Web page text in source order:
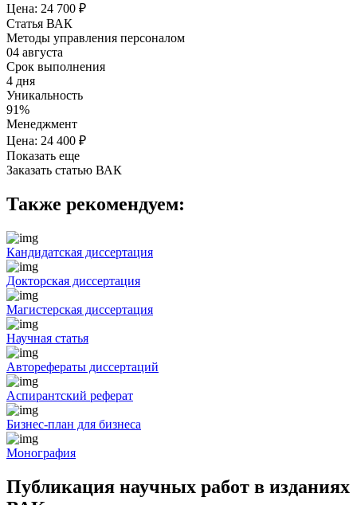
Цена: 24 700 ₽
Статья ВАК
Методы управления персоналом
04 августа
Срок выполнения
4 дня
Уникальность
91%
Менеджмент
Цена: 24 400 ₽
Показать еще
Заказать статью ВАК
Также рекомендуем:
Кандидатская диссертация
Докторская диссертация
Магистерская диссертация
Научная статья
Авторефераты диссертаций
Аспирантский реферат
Бизнес-план для бизнеса
Монография
Публикация научных работ в изданиях